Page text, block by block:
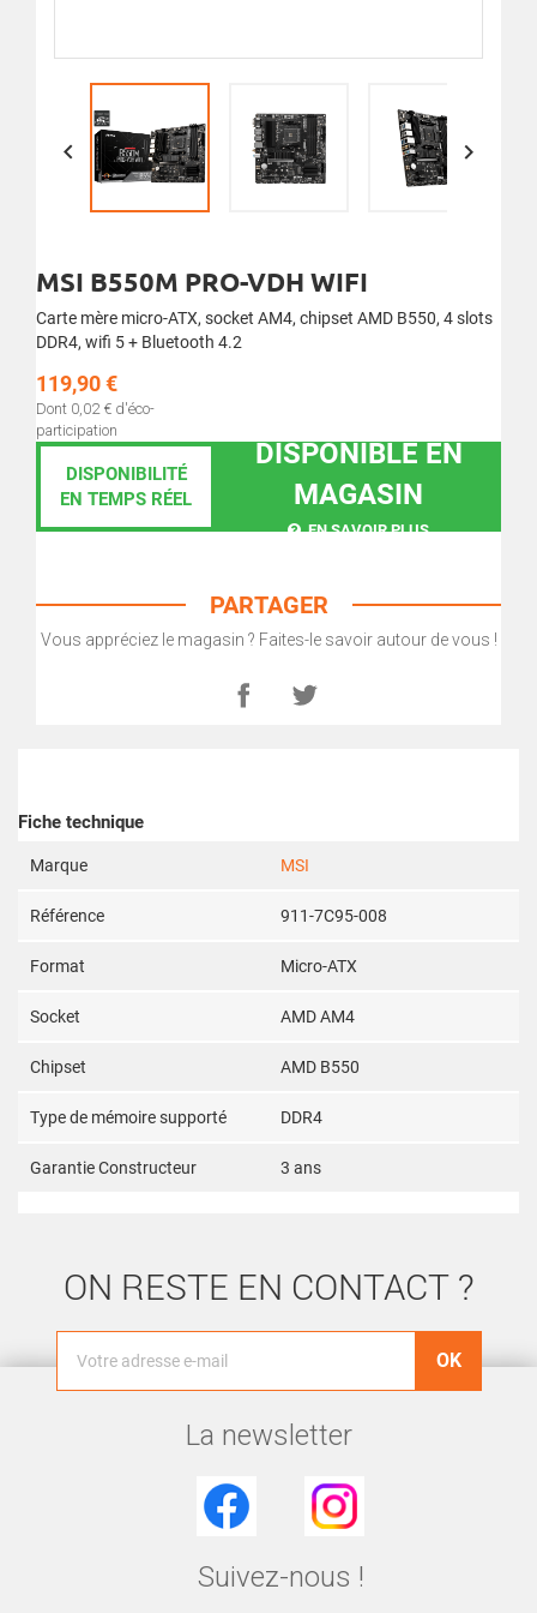
 
MSI B550M PRO-VDH WIFI
Carte mère micro-ATX, socket AM4, chipset AMD B550, 4 slots
DDR4, wifi 5 + Bluetooth 4.2
119,90 €
Dont 0,02 € d'éco-
participation
DISPONIBILITÉ
EN TEMPS RÉEL
DISPONIBLE EN
MAGASIN
EN SAVOIR PLUS
PARTAGER
Vous appréciez le magasin ? Faites-le savoir autour de vous !
Fiche technique
Marque MSI
Référence 911-7C95-008
Format Micro-ATX
Socket AMD AM4
Chipset AMD B550
Type de mémoire supporté DDR4
Garantie Constructeur 3 ans
ON RESTE EN CONTACT ?
La newsletter
Facebook Instagram
Suivez-nous !